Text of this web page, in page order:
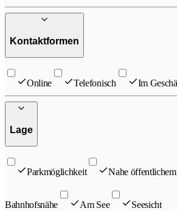
Kontaktformen
Online Telefonisch Im
Lage
Parkmöglichkeit Nahe
Bahnhofsnähe Am See Seesicht